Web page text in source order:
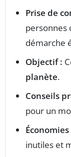
Prise de
personnes
démarche
Objectif :
planète.
Conseils
pour un
inutiles et